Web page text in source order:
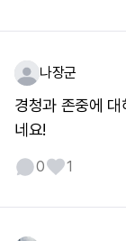
나장군
경청과 존중에
네요!
0 1